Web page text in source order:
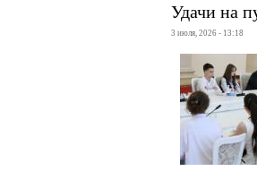
Удачи на
3 июля, 2026 - 13:18